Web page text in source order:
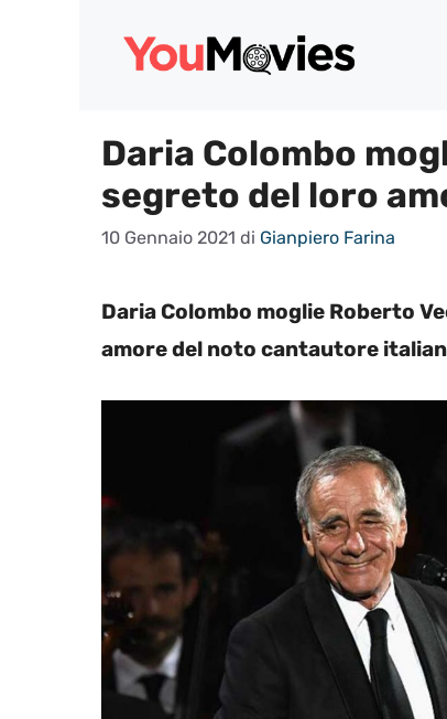
Daria Colombo
segreto del loro
10 Gennaio 2021 di Gianpiero Farina
Daria Colombo moglie Roberto
amore del noto cantautore